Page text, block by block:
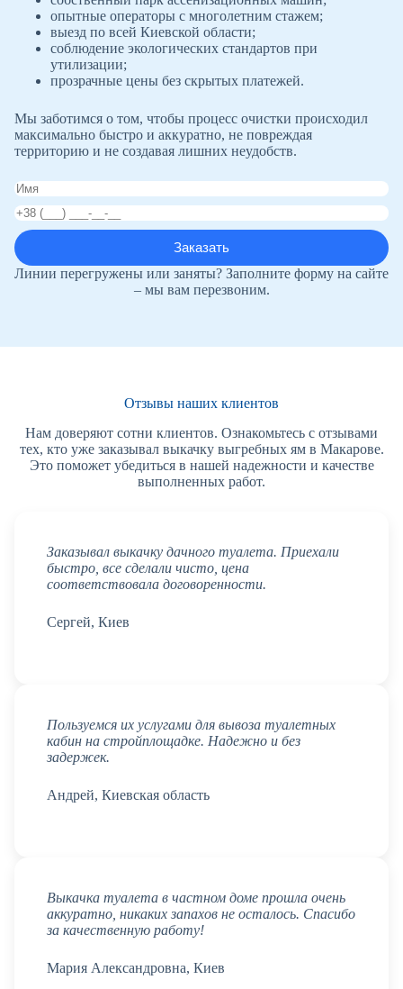
опытные операторы с многолетним стажем;
выезд по всей Киевской области;
соблюдение экологических стандартов при
утилизации;
прозрачные цены без скрытых платежей.
Мы заботимся о том, чтобы процесс очистки происходил
максимально быстро и аккуратно, не повреждая
территорию и не создавая лишних неудобств.
Линии перегружены или заняты? Заполните форму на сайте
– мы вам перезвоним.
Отзывы наших клиентов
Нам доверяют сотни клиентов. Ознакомьтесь с отзывами
тех, кто уже заказывал выкачку выгребных ям в Макарове.
Это поможет убедиться в нашей надежности и качестве
выполненных работ.
Заказывал выкачку дачного туалета. Приехали
быстро, все сделали чисто, цена
соответствовала договоренности.
Сергей, Киев
Пользуемся их услугами для вывоза туалетных
кабин на стройплощадке. Надежно и без
задержек.
Андрей, Киевская область
Выкачка туалета в частном доме прошла очень
аккуратно, никаких запахов не осталось. Спасибо
за качественную работу!
Мария Александровна, Киев